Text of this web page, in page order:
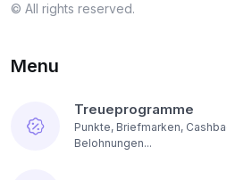
© All rights reserved.
Menu
Treueprogramme
Punkte, Briefmarken,
Belohnungen...